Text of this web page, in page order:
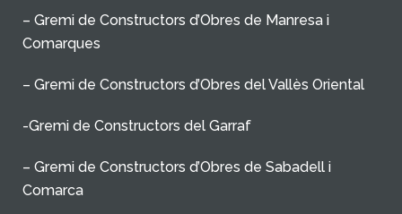
– Gremi de Constructors d’Obres de Manresa i
Comarques
– Gremi de Constructors d’Obres del Vallès Oriental
-Gremi de Constructors del Garraf
– Gremi de Constructors d’Obres de Sabadell i
Comarca